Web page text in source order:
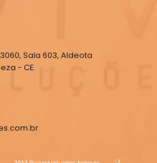
Sala 603, Aldeota
- CE.